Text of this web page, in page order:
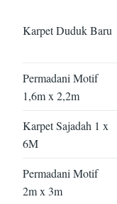
Karpet Duduk Baru
Permadani Motif
1,6m x 2,2m
Karpet Sajadah 1 x
6M
Permadani Motif
2m x 3m